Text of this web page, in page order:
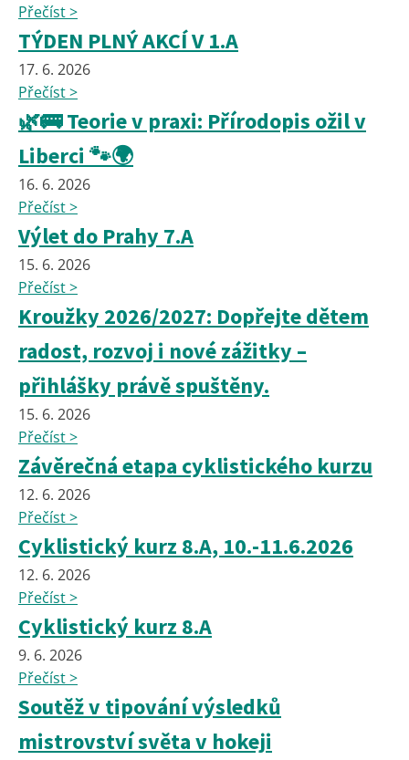
Přečíst >
TÝDEN PLNÝ AKCÍ V 1.A
17. 6. 2026
Přečíst >
🌿🚌 Teorie v praxi: Přírodopis ožil v
Liberci 🐾🌍
16. 6. 2026
Přečíst >
Výlet do Prahy 7.A
15. 6. 2026
Přečíst >
Kroužky 2026/2027: Dopřejte dětem
radost, rozvoj i nové zážitky –
přihlášky právě spuštěny.
15. 6. 2026
Přečíst >
Závěrečná etapa cyklistického kurzu
12. 6. 2026
Přečíst >
Cyklistický kurz 8.A, 10.-11.6.2026
12. 6. 2026
Přečíst >
Cyklistický kurz 8.A
9. 6. 2026
Přečíst >
Soutěž v tipování výsledků
mistrovství světa v hokeji